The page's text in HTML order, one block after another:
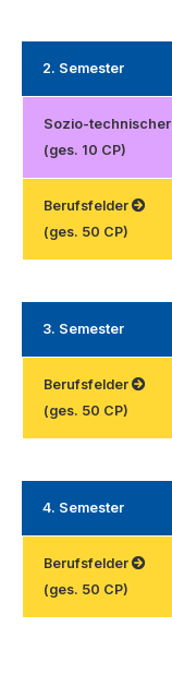
2. Semester
Sozio-
(ges. 10 CP)
Berufsfelder
(ges. 50 CP)
3. Semester
Berufsfelder
(ges. 50 CP)
4. Semester
Berufsfelder
(ges. 50 CP)